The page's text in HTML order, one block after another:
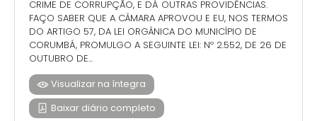
CRIME DE CORRUPÇÃO, E DÁ OUTRAS PROVIDÊNCIAS.
FAÇO SABER QUE A CÂMARA APROVOU E EU, NOS TERMOS
DO ARTIGO 57, DA LEI ORGÂNICA DO MUNICÍPIO DE
CORUMBÁ, PROMULGO A SEGUINTE LEI: Nº 2.552, DE 26 DE
OUTUBRO DE...
Visualizar na íntegra
Baixar diário completo